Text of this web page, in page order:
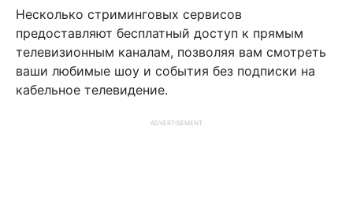
Несколько стриминговых сервисов
предоставляют бесплатный доступ к прямым
телевизионным каналам, позволяя вам смотреть
ваши любимые шоу и события без подписки на
кабельное телевидение.
ADVERTISEMENT